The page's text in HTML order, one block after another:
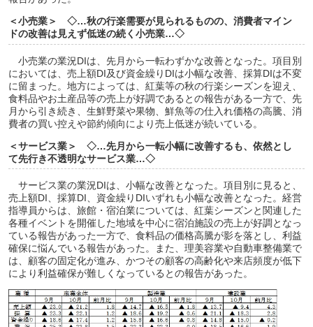
＜小売業＞ ◇…秋の行楽需要が見られるものの、消費者マイン
ドの改善は見えず低迷の続く小売業…◇
小売業の業況DIは、先月から一転わずかな改善となった。項目別
においては、売上額DI及び資金繰りDIは小幅な改善、採算DIは不変
に留まった。地方によっては、紅葉等の秋の行楽シーズンを迎え、
食料品やお土産品等の売上が好調であるとの報告がある一方で、先
月から引き続き、生鮮野菜や果物、鮮魚等の仕入れ価格の高騰、消
費者の買い控えや節約傾向により売上低迷が続いている。
＜サービス業＞ ◇…先月から一転小幅に改善するも、依然とし
て先行き不透明なサービス業…◇
サービス業の業況DIは、小幅な改善となった。項目別に見ると、
売上額DI、採算DI、資金繰りDIいずれも小幅な改善となった。経営
指導員からは、旅館・宿泊業については、紅葉シーズンと関連した
各種イベントを開催した地域を中心に宿泊施設の売上が好調となっ
ている報告があった一方で、食料品の価格高騰が影を落とし、利益
確保に悩んでいる報告があった。また、理美容業や自動車整備業で
は、顧客の固定化が進み、かつその顧客の高齢化や来店頻度が低下
により利益確保が難しくなっているとの報告があった。